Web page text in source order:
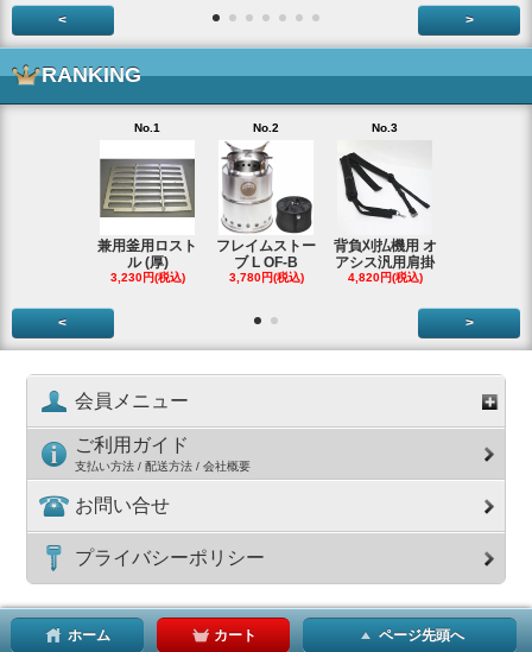
< >
RANKING
No.1
兼用釜用ロスト
ル (厚)
3,230円(税込)
No.2
フレイムストー
ブ L OF-B
3,780円(税込)
No.3
背負刈払機用 オ
アシス汎用肩掛
4,820円(税込)
< >
会員メニュー
ご利用ガイド
支払い方法 / 配送方法 / 会社概要
お問い合せ
プライバシーポリシー
ホーム カート ページ先頭へ